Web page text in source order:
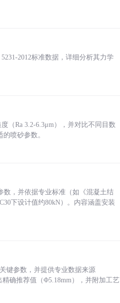
2012标准数据，详细分析其力学
（Ra 3.2-6.3μm），并对比不同目数
喷砂参数。
数，并依据专业标准（如《混凝土结
下设计值约80kN）。内容涵盖安装
键参数，并提供专业数据来源
精确推荐值（Φ5.18mm），并附加工艺